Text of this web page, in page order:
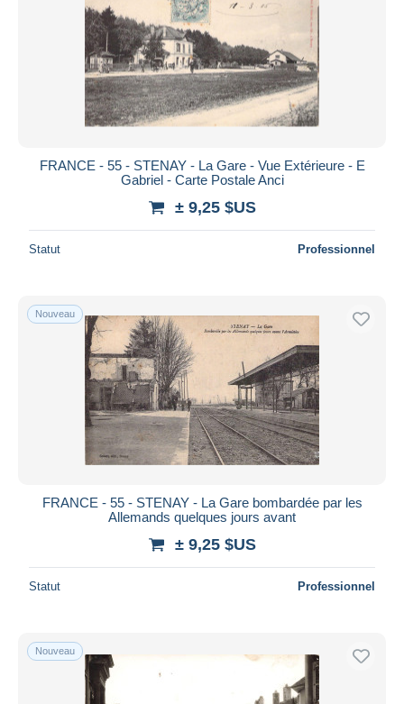
FRANCE - 55 - STENAY - La Gare - Vue Extérieure - E
Gabriel - Carte Postale Anci
± 9,25 $US
Statut Professionnel
Nouveau
FRANCE - 55 - STENAY - La Gare bombardée par les
Allemands quelques jours avant
± 9,25 $US
Statut Professionnel
Nouveau